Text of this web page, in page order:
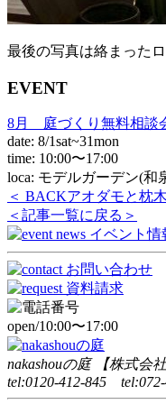
最後の写真は絡まった
EVENT
8月 庭づくり無料相談
date: 8/1sat~31mon
time: 10:00〜17:00
loca: モデルガーデン(
＜ BACKアオダモと枕
＜記事一覧に戻る＞
open/10:00〜17:00
nakashouの庭 【株式会
tel:0120-412-845